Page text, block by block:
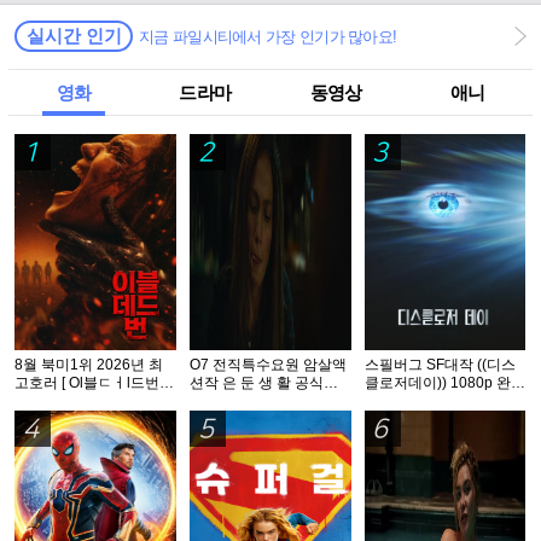
실시간 인기 지금 파일시티에서 가장 인기가 많아요!
영화 드라마 동영상 애니
1
8월 북미1위 2026년 최
고호러 [ Ol블ㄷㅓl드번 ]
2
O7 전직특수요원 암살액
션작 은 둔 생 활 공식자
3
스필버그 SF대작 ((디스
클로저데이)) 1080p 완벽
4 5 6